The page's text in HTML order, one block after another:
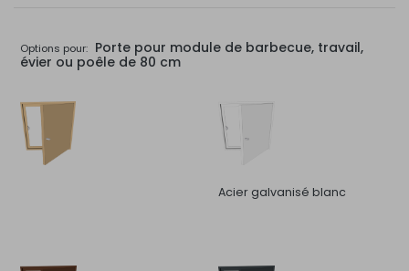
Options pour: Porte pour module de barbecue, travail,
évier ou poêle de 80 cm
Acier galvanisé blanc